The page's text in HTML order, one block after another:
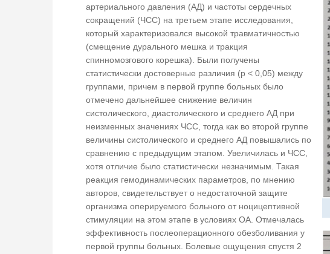
артериального давления (АД) и частоты сердечных
сокращений (ЧСС) на третьем этапе исследования,
который характеризовался высокой травматичностью
(смещение дурального мешка и тракция
спинномозгового корешка). Были получены
статистически достоверные различия (р < 0,05) между
группами, причем в первой группе больных было
отмечено дальнейшее снижение величин
систолического, диастолического и среднего АД при
неизменных значениях ЧСС, тогда как во второй группе
величины систолического и среднего АД повышались по
сравнению с предыдущим этапом. Увеличилась и ЧСС,
хотя отличие было статистически незначимым. Такая
реакция гемодинамических параметров, по мнению
авторов, свидетельствует о недостаточной защите
организма оперируемого больного от ноцицептивной
стимуляции на этом этапе в условиях ОА. Отмечалась
эффективность послеоперационного обезболивания у
первой группы больных. Болевые ощущения спустя 2